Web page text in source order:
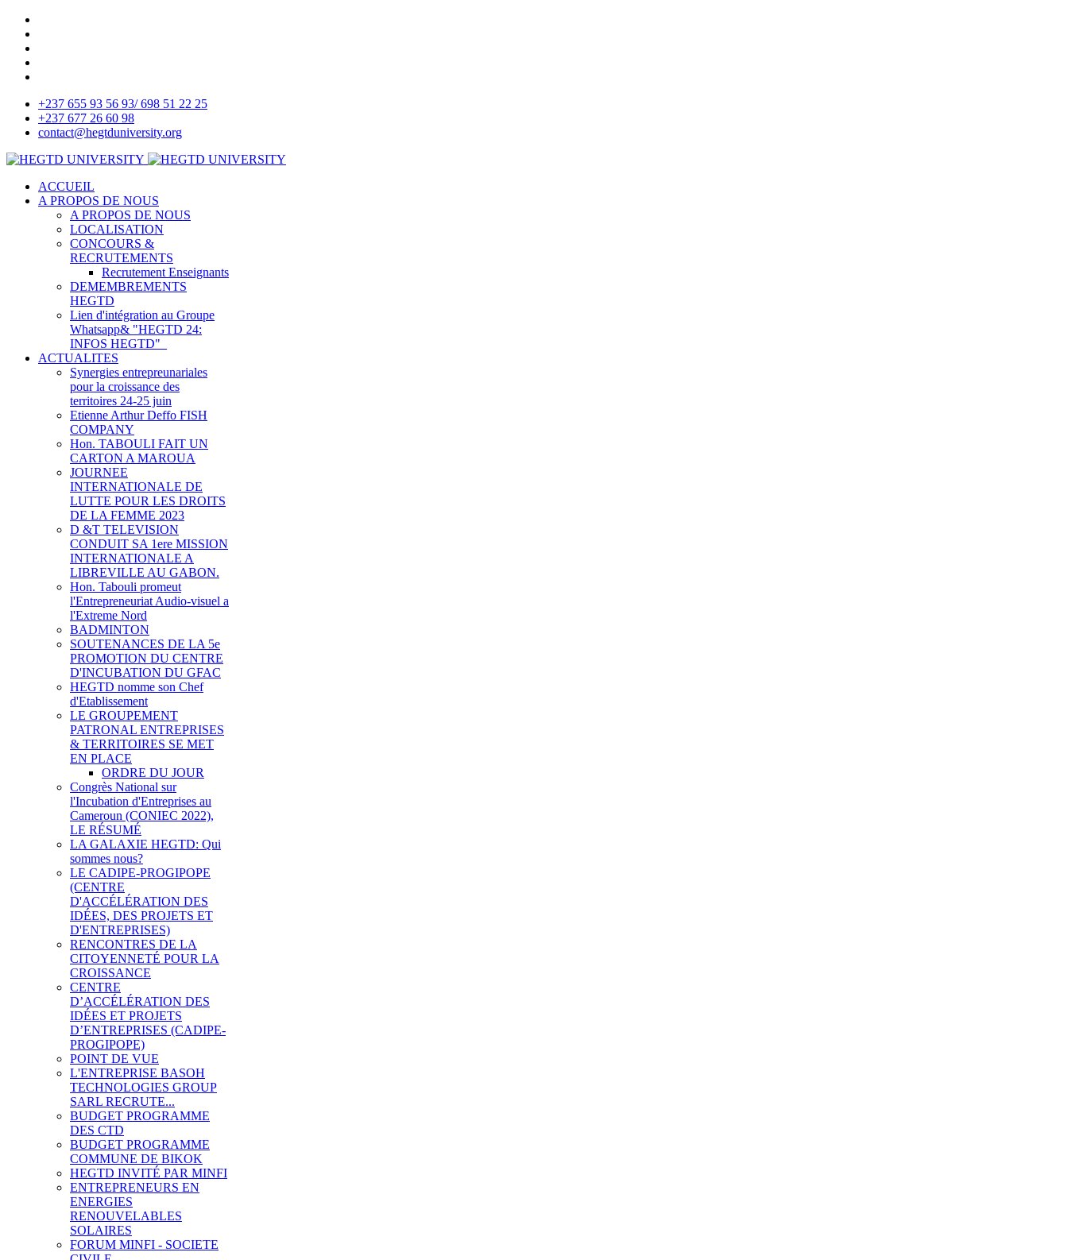
+237 655 93 56 93/ 698 51 22 25
+237 677 26 60 98
contact@hegtduniversity.org
ACCUEIL
A PROPOS DE NOUS
A PROPOS DE NOUS
LOCALISATION
CONCOURS &
RECRUTEMENTS
Recrutement Enseignants
DEMEMBREMENTS
HEGTD
Lien d'intégration au Groupe
Whatsapp& "HEGTD 24:
INFOS HEGTD"_
ACTUALITES
Synergies entrepreunariales
pour la croissance des
territoires 24-25 juin
Etienne Arthur Deffo FISH
COMPANY
Hon. TABOULI FAIT UN
CARTON A MAROUA
JOURNEE
INTERNATIONALE DE
LUTTE POUR LES DROITS
DE LA FEMME 2023
D &T TELEVISION
CONDUIT SA 1ere MISSION
INTERNATIONALE A
LIBREVILLE AU GABON.
Hon. Tabouli promeut
l'Entrepreneuriat Audio-visuel a
l'Extreme Nord
BADMINTON
SOUTENANCES DE LA 5e
PROMOTION DU CENTRE
D'INCUBATION DU GFAC
HEGTD nomme son Chef
d'Etablissement
LE GROUPEMENT
PATRONAL ENTREPRISES
& TERRITOIRES SE MET
EN PLACE
ORDRE DU JOUR
Congrès National sur
l'Incubation d'Entreprises au
Cameroun (CONIEC 2022),
LE RÉSUMÉ
LA GALAXIE HEGTD: Qui
sommes nous?
LE CADIPE-PROGIPOPE
(CENTRE
D'ACCÉLÉRATION DES
IDÉES, DES PROJETS ET
D'ENTREPRISES)
RENCONTRES DE LA
CITOYENNETÉ POUR LA
CROISSANCE
CENTRE
D’ACCÉLÉRATION DES
IDÉES ET PROJETS
D’ENTREPRISES (CADIPE-
PROGIPOPE)
POINT DE VUE
L'ENTREPRISE BASOH
TECHNOLOGIES GROUP
SARL RECRUTE...
BUDGET PROGRAMME
DES CTD
BUDGET PROGRAMME
COMMUNE DE BIKOK
HEGTD INVITÉ PAR MINFI
ENTREPRENEURS EN
ENERGIES
RENOUVELABLES
SOLAIRES
FORUM MINFI - SOCIETE